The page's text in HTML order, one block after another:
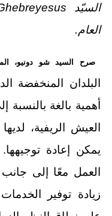
السيّد
العام.
صرح السيد شو دونيو،
البلدان المنخفضة
أهمية بالغة
العيش الريفية،
يمكن إعادة
العمل معًا إلى
زيادة توفير